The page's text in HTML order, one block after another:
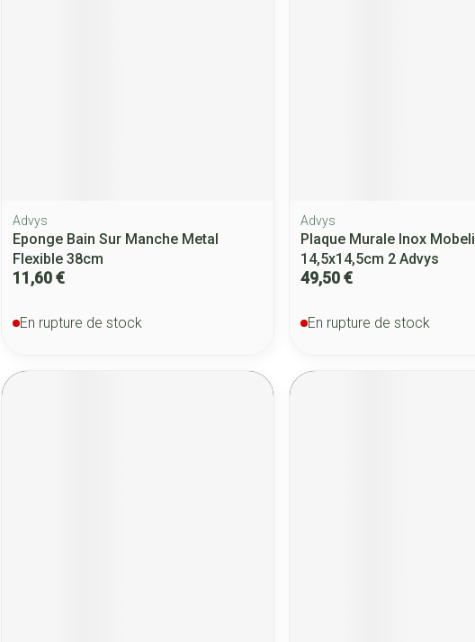
Advys
Eponge Bain Sur Manche Metal
Flexible 38cm
11,60 €
En rupture de stock
Advys
Plaque Murale Inox Mobeli
14,5x14,5cm 2 Advys
49,50 €
En rupture de stock